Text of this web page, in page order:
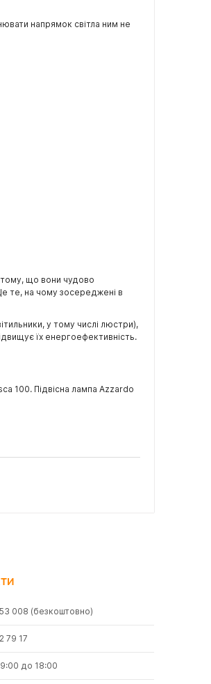
напрямок світла ним не
тому, що вони чудово
те, на чому зосереджені в
у тому числі люстри),
їх енергоефективність.
100. Підвісна лампа Azzardo
008 (безкоштовно)
79 17
до 18:00